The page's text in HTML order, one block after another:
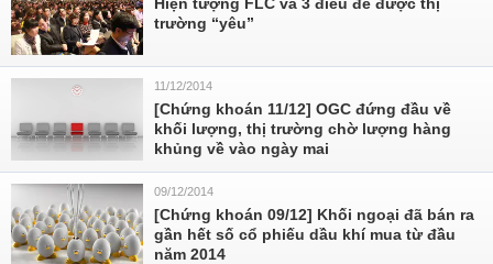
trường “yêu”
11/12/2014
[Chứng khoán 11/12] OGC đứng đầu về
khối lượng, thị trường chờ lượng hàng
khủng về vào ngày mai
09/12/2014
[Chứng khoán 09/12] Khối ngoại đã bán ra
gần hết số cổ phiếu dầu khí mua từ đầu
năm 2014